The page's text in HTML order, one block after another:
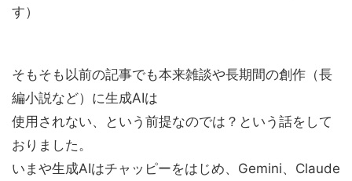
す）
そもそも以前の記事でも本来雑談や長期間の創作（長
編小説など）に生成AIは
使用されない、という前提なのでは？という話をして
おりました。
いまや生成AIはチャッピーをはじめ、Gemini、Claude